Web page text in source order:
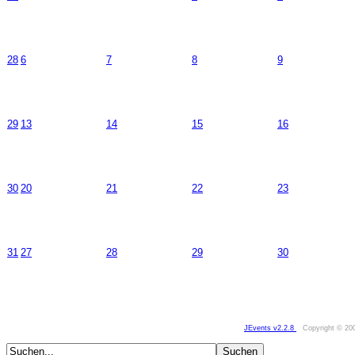
28 6 7 8 9
29 13 14 15 16
30 20 21 22 23
31 27 28 29 30
JEvents v2.2.8 Copyright ©